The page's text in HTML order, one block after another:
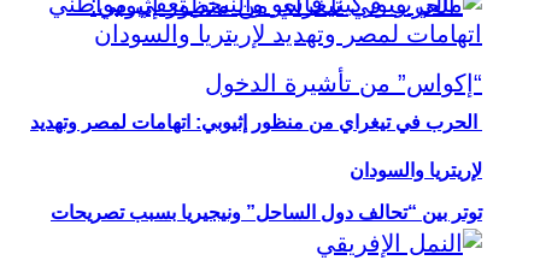
توتر بين “تحالف دول الساحل” ونيجيريا بسبب تصريحات
الحرب في تيغراي من منظور إثيوبي: اتهامات لمصر وتهديد
لإريتريا والسودان